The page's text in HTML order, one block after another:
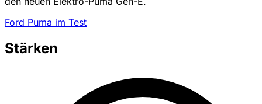
Ford Puma im Test
Stärken